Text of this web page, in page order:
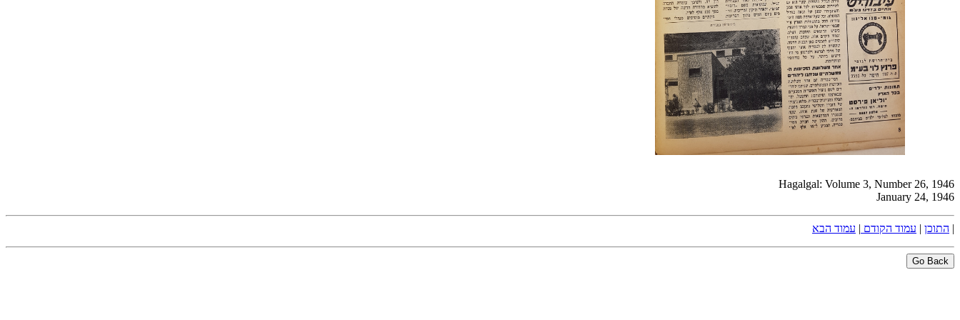
Hagalgal: Volume 3, Number 26, 1946
January 24, 1946
| התוכן | עמוד הקודם | עמוד הבא
Go Back